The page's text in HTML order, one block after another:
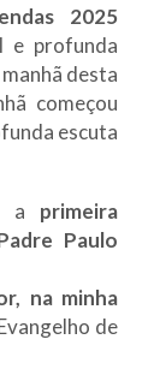
2025
e profunda
desta
começou
escuta
a primeira
Paulo
na minha
de